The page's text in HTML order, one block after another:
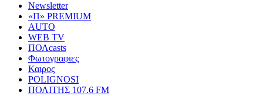
Newsletter
«Π» PREMIUM
AUTO
WEB TV
ΠΟΛcasts
Φωτογραφιες
Καιρος
POLIGNOSI
ΠΟΛΙΤΗΣ 107.6 FM